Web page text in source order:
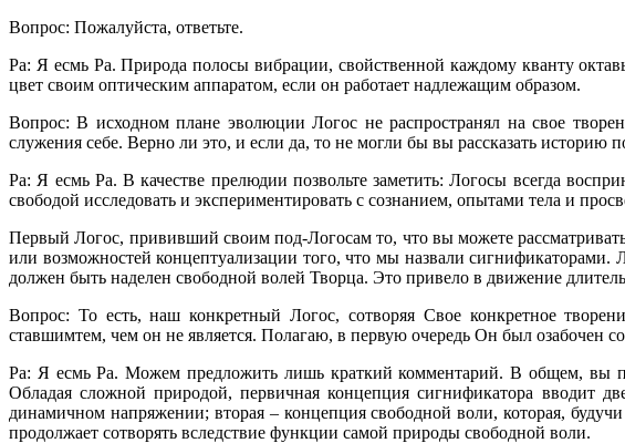
Вопрос: Пожалуйста, ответьте.
Ра: Я есмь Ра. Природа полосы вибрации, свойственной каждому кванту
цвет своим оптическим аппаратом, если он работает надлежащим образом.
Вопрос: В исходном плане эволюции Логос не распространял на свое
служения себе. Верно ли это, и если да, то не могли бы вы рассказать историю
Ра: Я есмь Ра. В качестве прелюдии позвольте заметить: Логосы всегда
свободой исследовать и экспериментировать с сознанием, опытами тела и
Первый Логос, прививший своим под-Логосам то, что вы можете
или возможностей концептуализации того, что мы назвали
должен быть наделен свободной волей Творца. Это привело в движение
Вопрос: То есть, наш конкретный Логос, сотворяя Свое конкретное
ставшимтем, чем он не является. Полагаю, в первую очередь Он был озабочен
Ра: Я есмь Ра. Можем предложить лишь краткий комментарий. В общем, вы
Обладая сложной природой, первичная концепция сигнификатора
динамичном напряжении; вторая – концепция свободной воли, которая,
продолжает сотворять вследствие функции самой природы свободной воли.